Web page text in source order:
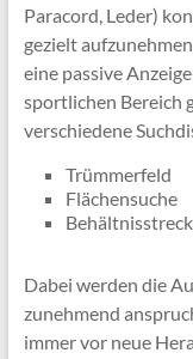
Paracord, Leder)
gezielt
eine passive
sportlichen Bereich
verschiedene
Trümmerfeld
Flächensuche
Dabei werden die
zunehmend
immer vor neue